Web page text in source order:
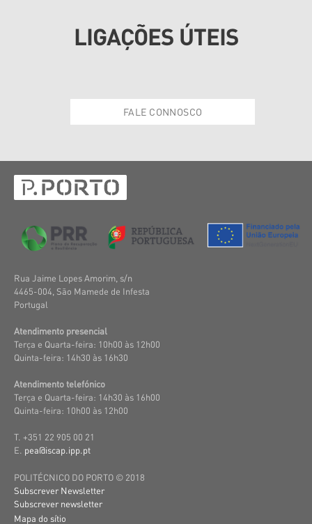
LIGAÇÕES ÚTEIS
FALE CONNOSCO
Rua Jaime Lopes Amorim, s/n
4465-004, São Mamede de Infesta
Portugal
Atendimento presencial
Terça e Quarta-feira: 10h00 às 12h00
Quinta-feira: 14h30 às 16h30
Atendimento telefónico
Terça e Quarta-feira: 14h30 às 16h00
Quinta-feira: 10h00 às 12h00
T. +351 22 905 00 21
E. pea@iscap.ipp.pt
POLITÉCNICO DO PORTO © 2018
Subscrever Newsletter
Subscrever newsletter
Mapa do sítio